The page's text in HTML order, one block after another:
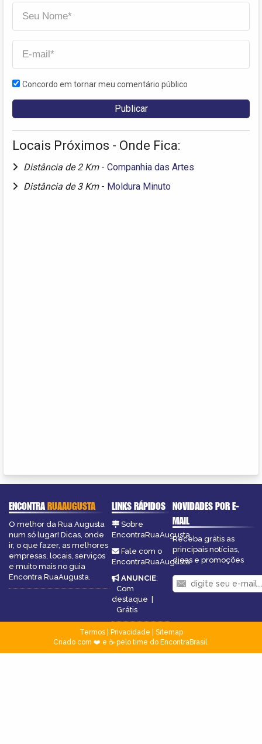
Concordo em tornar meu comentário público
Locais Próximos - Onde Fica:
Distância de 2 Km - Companhia das Artes
Distância de 3 Km - Moldura Minuto
ENCONTRARUAAUGUSTA
O melhor da Rua Augusta
num só lugar! Dicas, onde
ir, o que fazer, as melhores
empresas, locais, serviços
e muito mais no guia
Encontra RuaAugusta.
LINKS RÁPIDOS
Sobre
EncontraRuaAugusta
Fale com o
EncontraRuaAugusta
ANUNCIE:
Com
destaque |
Grátis
NOVIDADES POR E-
MAIL
Receba grátis as
principais notícias,
dicas e promoções
Termos| Privacidade
Sitemap
Criado com ❤️ e ☕ pelo time do EncontraBrasil